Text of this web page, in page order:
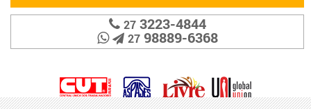
273223-4844
2798889-6368